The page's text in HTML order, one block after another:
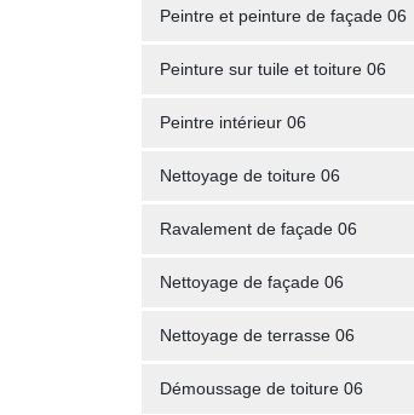
Peintre et peinture de façade 06
Peinture sur tuile et toiture 06
Peintre intérieur 06
Nettoyage de toiture 06
Ravalement de façade 06
Nettoyage de façade 06
Nettoyage de terrasse 06
Démoussage de toiture 06